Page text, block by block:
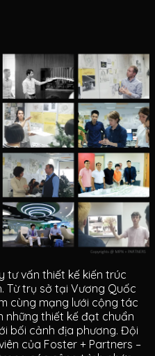
tư vấn thiết kế kiến trúc
Từ trụ sở tại Vương Quốc
cùng mạng lưới cộng tác
những thiết kế đạt chuẩn
bối cảnh địa phương. Đội
của Foster + Partners –